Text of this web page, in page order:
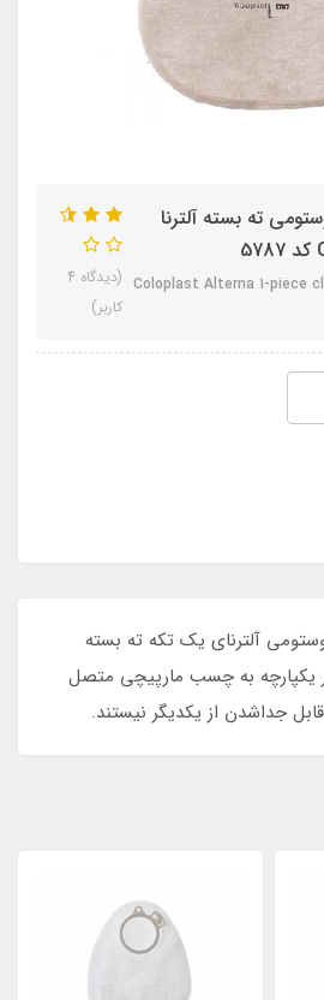
ته بسته آلترنا
Coloplast Alterna 1-piece
(دیدگاه 4
کاربر)
آلترنای یک تکه ته بسته
به چسب مارپیچی متصل
جداشدن از یکدیگر نیستند.